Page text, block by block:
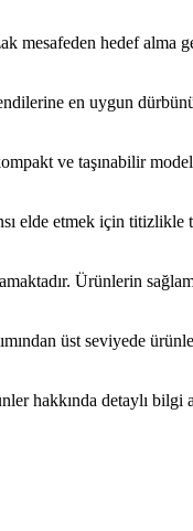
mesafeden hedef alma
en uygun
ve taşınabilir
elde etmek için titizlikle
Ürünlerin
üst seviyede
hakkında detaylı bilgi